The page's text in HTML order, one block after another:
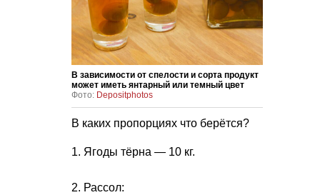
В зависимости от спелости и сорта продукт
может иметь янтарный или темный цвет
Фото: Depositphotos
В каких пропорциях что берётся?
1. Ягоды тёрна — 10 кг.
2. Рассол: